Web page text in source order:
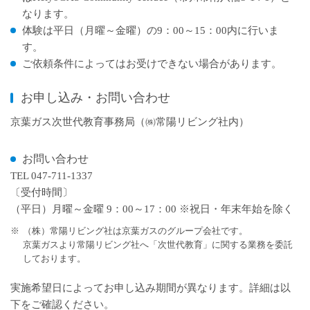
なります。
体験は平日（月曜～金曜）の9：00～15：00内に行いま
す。
ご依頼条件によってはお受けできない場合があります。
お申し込み・お問い合わせ
京葉ガス次世代教育事務局（㈱常陽リビング社内）
お問い合わせ
TEL 047-711-1337
〔受付時間〕
（平日）月曜～金曜 9：00～17：00 ※祝日・年末年始を除く
※
（株）常陽リビング社は京葉ガスのグループ会社です。
京葉ガスより常陽リビング社へ「次世代教育」に関する業務を委託
しております。
実施希望日によってお申し込み期間が異なります。詳細は以
下をご確認ください。